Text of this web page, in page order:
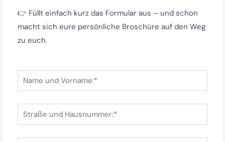
👉 Füllt einfach kurz das Formular aus – und schon
macht sich eure persönliche Broschüre auf den Weg
zu euch.